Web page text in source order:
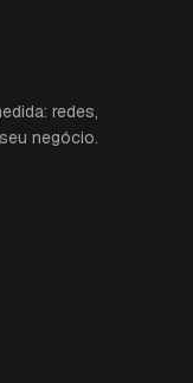
redes,
negócio.